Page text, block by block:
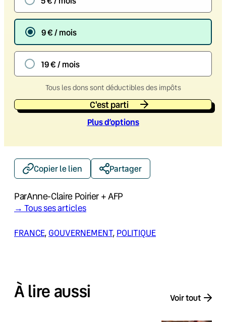
9 € / mois
19 € / mois
Tous les dons sont déductibles des impôts
C'est parti
Plus d’options
Copier le lien Partager
ParAnne-Claire Poirier + AFP
→ Tous ses articles
FRANCE, GOUVERNEMENT, POLITIQUE
À lire aussi Voir tout